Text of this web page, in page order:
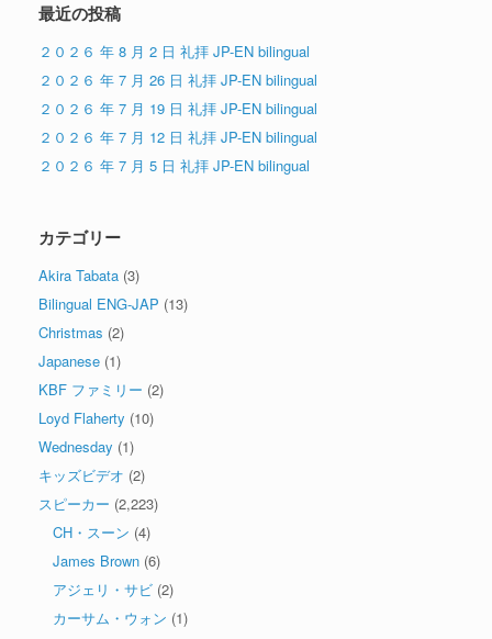
最近の投稿
２０２６ 年 8 月 2 日 礼拝 JP-EN bilingual
２０２６ 年 7 月 26 日 礼拝 JP-EN bilingual
２０２６ 年 7 月 19 日 礼拝 JP-EN bilingual
２０２６ 年 7 月 12 日 礼拝 JP-EN bilingual
２０２６ 年 7 月 5 日 礼拝 JP-EN bilingual
カテゴリー
Akira Tabata (3)
Bilingual ENG-JAP (13)
Christmas (2)
Japanese (1)
KBF ファミリー (2)
Loyd Flaherty (10)
Wednesday (1)
キッズビデオ (2)
スピーカー (2,223)
CH・スーン (4)
James Brown (6)
アジェリ・サビ (2)
カーサム・ウォン (1)